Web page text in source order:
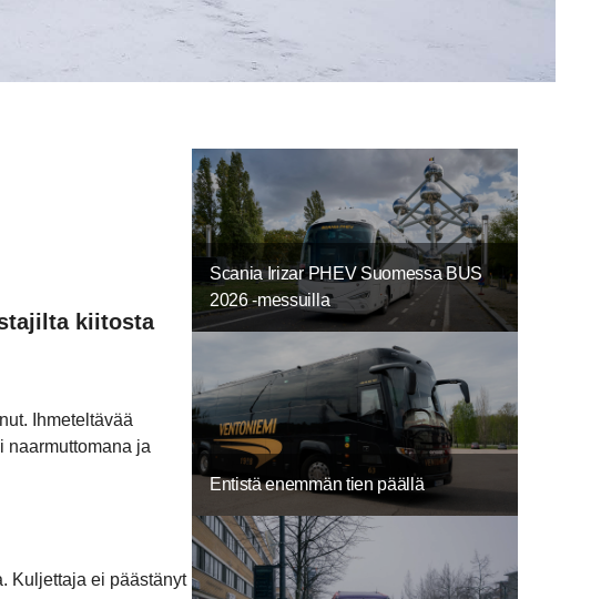
kiitosta
Ihmeteltävää
naarmuttomana ja
Kuljettaja ei päästänyt
Scania Irizar PHEV Suomessa BUS
2026 -messuilla
Entistä enemmän tien päällä